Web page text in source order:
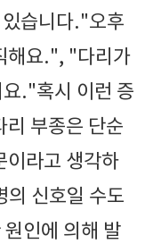
습니다."오후
해요.", "다리가
."혹시 이런 증
리 부종은 단순
이라고 생각하
의 신호일 수도
인에 의해 발